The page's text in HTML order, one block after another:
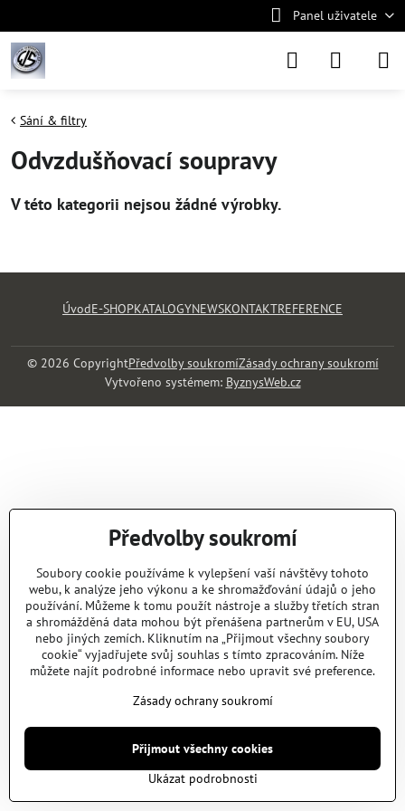
Panel uživatele
Sání & filtry
Odvzdušňovací soupravy
ÚvodE-SHOPKATALOGYNEWSKONTAKTREFERENCE
© 2026 CopyrightPředvolby soukromíZásady ochrany soukromí
Vytvořeno systémem: ByznysWeb.cz
Předvolby soukromí
Soubory cookie používáme k vylepšení vaší návštěvy tohoto
webu, k analýze jeho výkonu a ke shromažďování údajů o jeho
používání. Můžeme k tomu použít nástroje a služby třetích stran
a shromážděná data mohou být přenášena partnerům v EU, USA
nebo jiných zemích. Kliknutím na „Přijmout všechny soubory
cookie“ vyjadřujete svůj souhlas s tímto zpracováním. Níže
můžete najít podrobné informace nebo upravit své preference.
Zásady ochrany soukromí
Ukázat podrobnosti
Přijmout všechny cookies